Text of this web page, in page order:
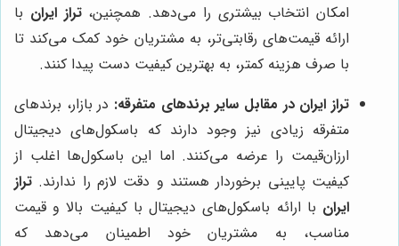
امکان انتخاب بیشتری را می‌دهد. همچنین،تراز ایران با
ارائه قیمت‌های رقابتی‌تر، به مشتریان خود کمک می‌کند تا
با صرف هزینه کمتر، به بهترین کیفیت دست پیدا کنند.
تراز ایران در مقابل سایر برندهای متفرقه: در بازار، برندهای
متفرقه زیادی نیز وجود دارند که باسکول‌های دیجیتال
ارزان‌قیمت را عرضه می‌کنند. اما این باسکول‌ها اغلب از
کیفیت پایینی برخوردار هستند و دقت لازم را ندارند. تراز
ایران با ارائه باسکول‌های دیجیتال با کیفیت بالا و قیمت
مناسب، به مشتریان خود اطمینان می‌دهد که